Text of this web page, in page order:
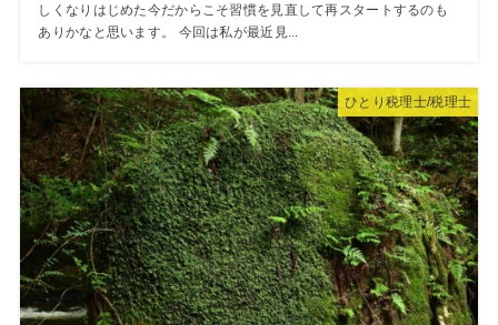
しくなりはじめた今だからこそ習慣を見直して再スタートするのも
ありかなと思います。 今回は私が最近見...
ひとり税理士/税理士